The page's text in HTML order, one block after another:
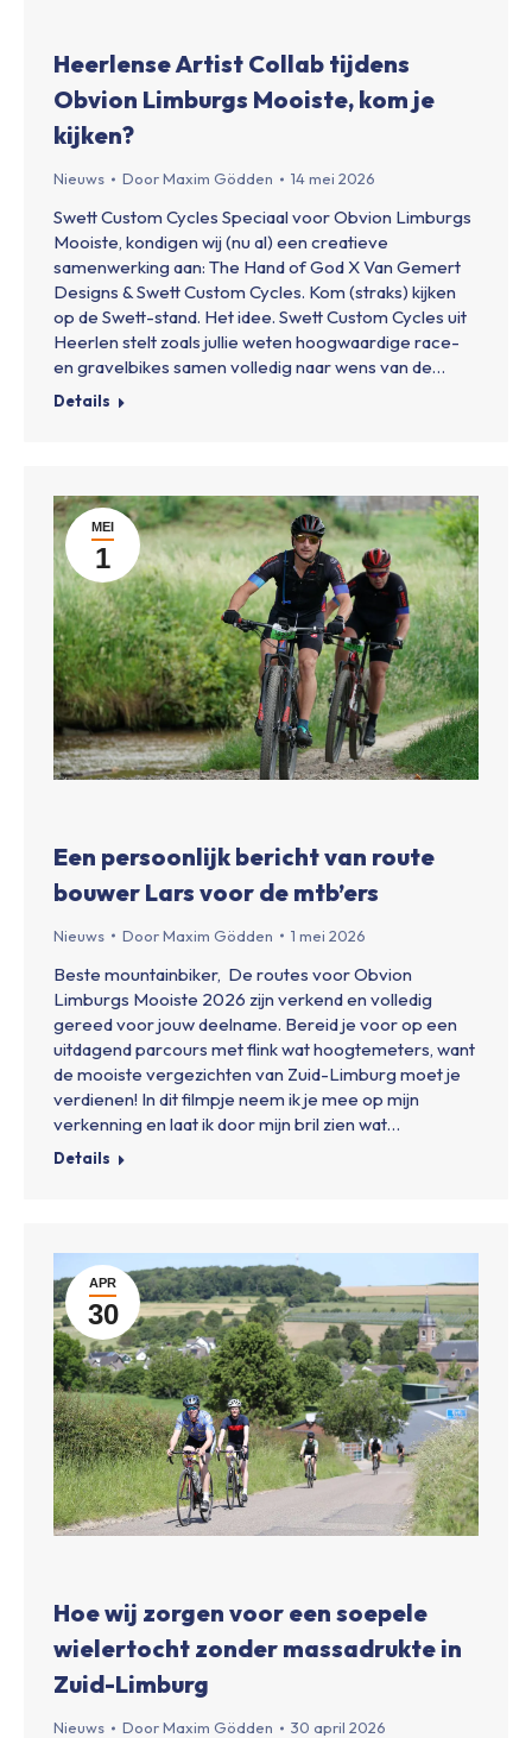
Heerlense Artist Collab tijdens
Obvion Limburgs Mooiste, kom je
kijken?
Nieuws DoorMaxim Gödden 14 mei 2026
Swett Custom Cycles Speciaal voor Obvion Limburgs
Mooiste, kondigen wij (nu al) een creatieve
samenwerking aan: The Hand of God X Van Gemert
Designs & Swett Custom Cycles. Kom (straks) kijken
op de Swett-stand. Het idee. Swett Custom Cycles uit
Heerlen stelt zoals jullie weten hoogwaardige race-
en gravelbikes samen volledig naar wens van de…
Details
MEI
1
Een persoonlijk bericht van route
bouwer Lars voor de mtb’ers
Nieuws DoorMaxim Gödden 1 mei 2026
Beste mountainbiker, De routes voor Obvion
Limburgs Mooiste 2026 zijn verkend en volledig
gereed voor jouw deelname. Bereid je voor op een
uitdagend parcours met flink wat hoogtemeters, want
de mooiste vergezichten van Zuid-Limburg moet je
verdienen! In dit filmpje neem ik je mee op mijn
verkenning en laat ik door mijn bril zien wat…
Details
APR
30
Hoe wij zorgen voor een soepele
wielertocht zonder massadrukte in
Zuid-Limburg
Nieuws DoorMaxim Gödden 30 april 2026